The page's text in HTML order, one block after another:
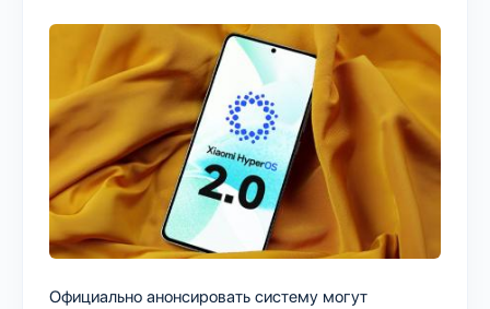
Официально анонсировать систему могут